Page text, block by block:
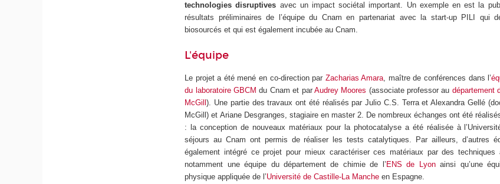
technologies disruptives avec un impact sociétal important. Un exemple en est la
résultats préliminaires de l’équipe du Cnam en partenariat avec la start-up PILI qui
biosourcés et qui est également incubée au Cnam.
L'équipe
Le projet a été mené en co-direction par Zacharias Amara, maître de conférences dans l’
du laboratoire GBCM du Cnam et par Audrey Moores (associate professor au département
McGill). Une partie des travaux ont été réalisés par Julio C.S. Terra et Alexandra Gellé
McGill) et Ariane Desgranges, stagiaire en master 2. De nombreux échanges ont été
: la conception de nouveaux matériaux pour la photocatalyse a été réalisée à
séjours au Cnam ont permis de réaliser les tests catalytiques. Par ailleurs, d’autres
également intégré ce projet pour mieux caractériser ces matériaux par des techniques
notamment une équipe du département de chimie de l’ ENS de Lyonainsi qu’une
physique appliquée de l’Université de Castille-La Manche en Espagne.